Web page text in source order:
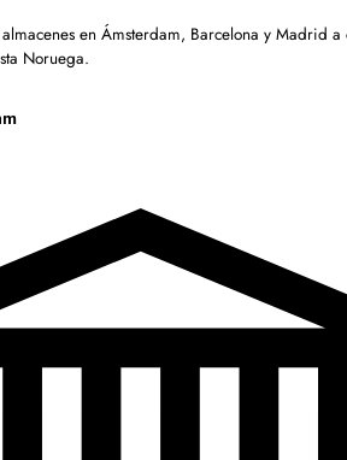
almacenes en Ámsterdam, Barcelona y Madrid
Noruega.